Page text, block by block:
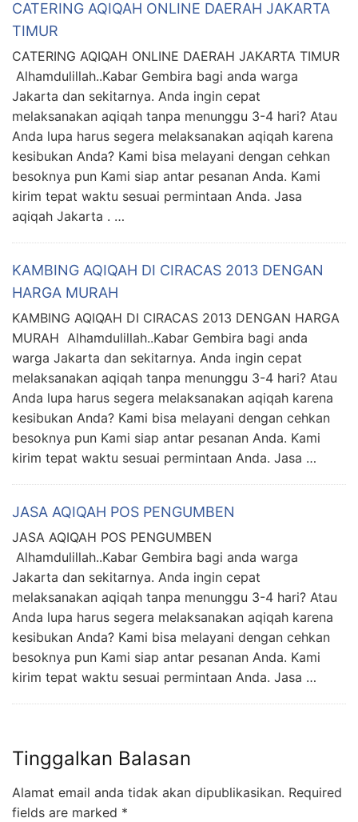
CATERING AQIQAH ONLINE DAERAH JAKARTA
TIMUR
CATERING AQIQAH ONLINE DAERAH JAKARTA TIMUR
Alhamdulillah..Kabar Gembira bagi anda warga
Jakarta dan sekitarnya. Anda ingin cepat
melaksanakan aqiqah tanpa menunggu 3-4 hari? Atau
Anda lupa harus segera melaksanakan aqiqah karena
kesibukan Anda? Kami bisa melayani dengan cehkan
besoknya pun Kami siap antar pesanan Anda. Kami
kirim tepat waktu sesuai permintaan Anda. Jasa
aqiqah Jakarta . …
KAMBING AQIQAH DI CIRACAS 2013 DENGAN
HARGA MURAH
KAMBING AQIQAH DI CIRACAS 2013 DENGAN HARGA
MURAH Alhamdulillah..Kabar Gembira bagi anda
warga Jakarta dan sekitarnya. Anda ingin cepat
melaksanakan aqiqah tanpa menunggu 3-4 hari? Atau
Anda lupa harus segera melaksanakan aqiqah karena
kesibukan Anda? Kami bisa melayani dengan cehkan
besoknya pun Kami siap antar pesanan Anda. Kami
kirim tepat waktu sesuai permintaan Anda. Jasa …
JASA AQIQAH POS PENGUMBEN
JASA AQIQAH POS PENGUMBEN
Alhamdulillah..Kabar Gembira bagi anda warga
Jakarta dan sekitarnya. Anda ingin cepat
melaksanakan aqiqah tanpa menunggu 3-4 hari? Atau
Anda lupa harus segera melaksanakan aqiqah karena
kesibukan Anda? Kami bisa melayani dengan cehkan
besoknya pun Kami siap antar pesanan Anda. Kami
kirim tepat waktu sesuai permintaan Anda. Jasa …
Tinggalkan Balasan
Alamat email anda tidak akan dipublikasikan. Required
fields are marked *